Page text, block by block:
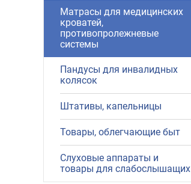
Матрасы для медицинских
кроватей,
противопролежневые
системы
Пандусы для инвалидных
колясок
Штативы, капельницы
Товары, облегчающие быт
Слуховые аппараты и
товары для слабослышащих